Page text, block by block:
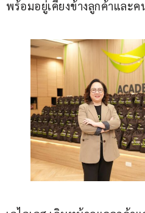
พร้อมอยู่เคียงข้างลูกค้าและค